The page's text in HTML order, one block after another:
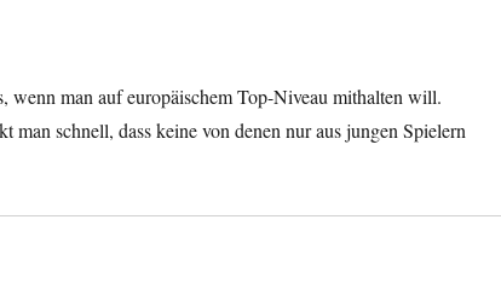
wenn man auf europäischem Top-Niveau mithalten will.
man schnell, dass keine von denen nur aus jungen Spielern